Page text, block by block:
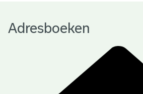
eAdresboeken